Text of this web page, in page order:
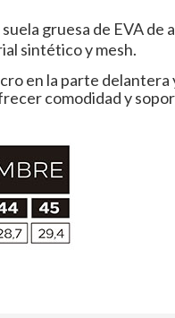
gruesa de EVA de
sintético y mesh.
en la parte
comodidad y